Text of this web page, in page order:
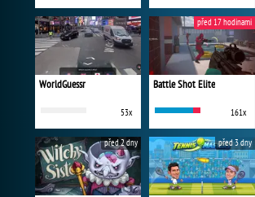
WorldGuessr
53x
Battle Shot Elite
161x
před 17 hodinami
před 2 dny před 3 dny